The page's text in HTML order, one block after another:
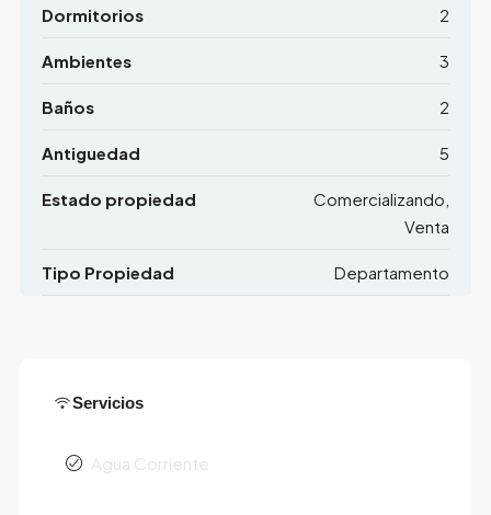
Dormitorios 2
Ambientes 3
Baños 2
Antiguedad 5
Estado propiedad
Comercializando,
Venta
Tipo Propiedad Departamento
Servicios
Agua Corriente